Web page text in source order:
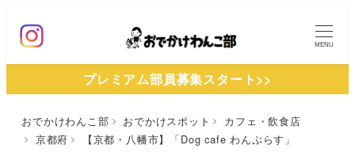
ン
MENU
プレミアム部員募集スタート>>
おでかけわんこ部 おでかけスポット
カフェ・飲食店
京都府
【京都・八幡市】「Dog cafe わんぷらす」